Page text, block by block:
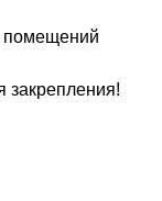
помещений
закрепления!